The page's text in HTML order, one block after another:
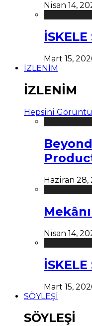
Nisan 14,
Mart 15,
İZLENİM
İZLENİM
Hepsini
Haziran 28,
Nisan 14,
Mart 15,
SÖYLEŞİ
SÖYLEŞİ